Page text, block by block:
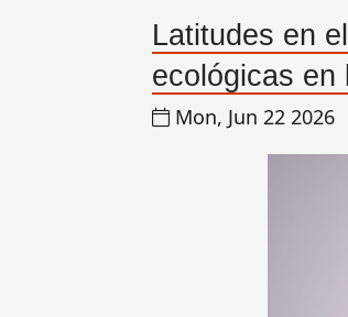
Latitudes en
ecológicas en
Mon, Jun 22 2026